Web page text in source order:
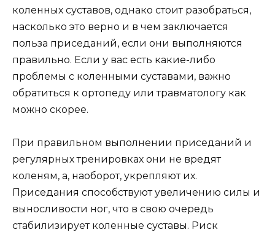
коленных суставов, однако стоит разобраться,
насколько это верно и в чем заключается
польза приседаний, если они выполняются
правильно. Если у вас есть какие-либо
проблемы с коленными суставами, важно
обратиться к ортопеду или травматологу как
можно скорее.
При правильном выполнении приседаний и
регулярных тренировках они не вредят
коленям, а, наоборот, укрепляют их.
Приседания способствуют увеличению силы и
выносливости ног, что в свою очередь
стабилизирует коленные суставы. Риск